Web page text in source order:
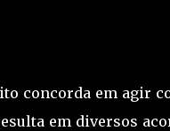
concorda em agir
em diversos